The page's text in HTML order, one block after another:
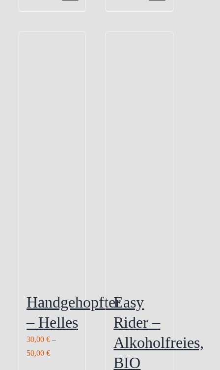
Handgehopfter
– Helles
30,00 € –
50,00 €
Easy
Rider –
Alkoholfreies,
BIO